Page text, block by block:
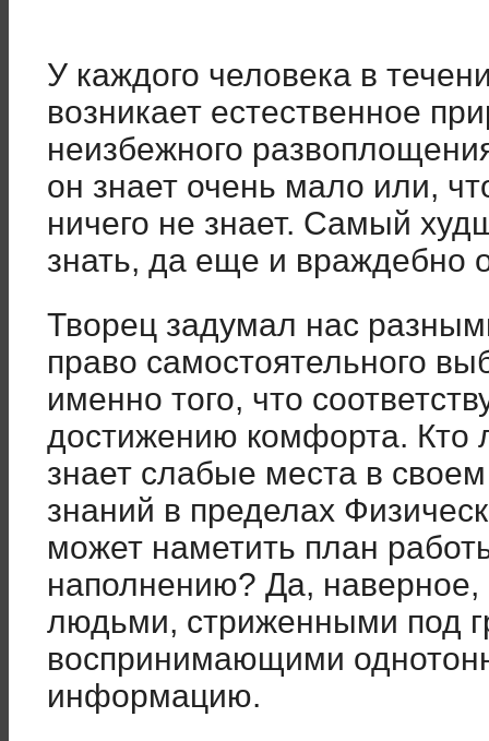
У каждого человека в
возникает естественное
неизбежного
он знает очень мало или,
ничего не знает. Самый
знать, да еще и враждебно
Творец задумал нас
право самостоятельного
именно того, что
достижению комфорта. Кто
знает слабые места в
знаний в пределах
может наметить план
наполнению? Да,
людьми, стриженными под
воспринимающими
информацию.